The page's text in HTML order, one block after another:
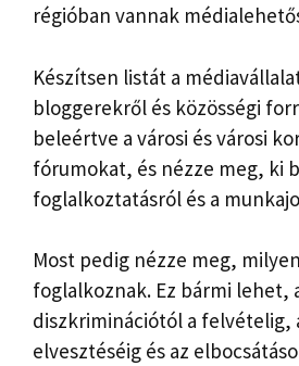
régióban vannak
Készítsen listát a
bloggerekről és közösségi
beleértve a városi és városi
fórumokat, és nézze meg, ki
foglalkoztatásról és a
Most pedig nézze meg,
foglalkoznak. Ez bármi lehet,
diszkriminációtól a felvételig,
elvesztéséig és az